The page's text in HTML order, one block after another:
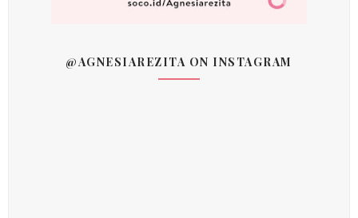
@AGNESIAREZITA ON INSTAGRAM